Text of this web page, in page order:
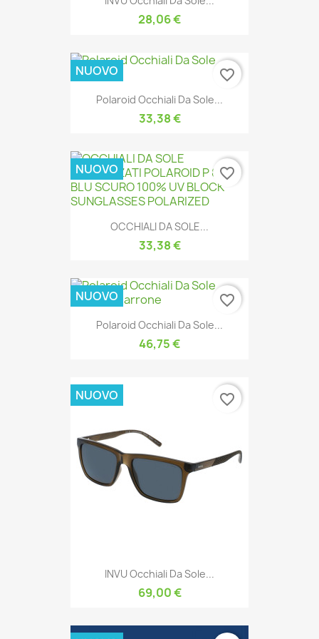
28,06 €
Polaroid Occhiali Da Sole...
33,38 €
NUOVO favorite_border
OCCHIALI DA SOLE...
33,38 €
NUOVO favorite_border
Polaroid Occhiali Da Sole...
46,75 €
NUOVO favorite_border
INVU Occhiali Da Sole...
69,00 €
NUOVO favorite_border